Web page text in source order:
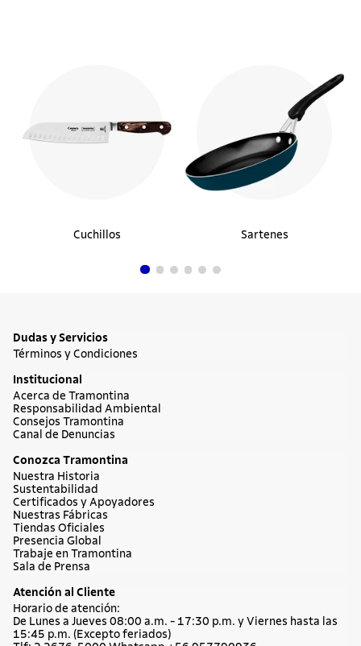
Cuchillos Sartenes
Dudas y Servicios
Términos y Condiciones
Institucional
Acerca de Tramontina
Responsabilidad Ambiental
Consejos Tramontina
Canal de Denuncias
Conozca Tramontina
Nuestra Historia
Sustentabilidad
Certificados y Apoyadores
Nuestras Fábricas
Tiendas Oficiales
Presencia Global
Trabaje en Tramontina
Sala de Prensa
Atención al Cliente
Horario de atención:
De Lunes a Jueves 08:00 a.m. - 17:30 p.m. y Viernes hasta las
15:45 p.m. (Excepto feriados)